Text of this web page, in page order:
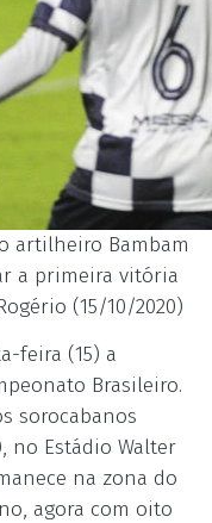
artilheiro Bambam
a primeira vitória
(15/10/2020)
feira (15) a
Brasileiro.
sorocabanos
no Estádio Walter
na zona do
agora com oito